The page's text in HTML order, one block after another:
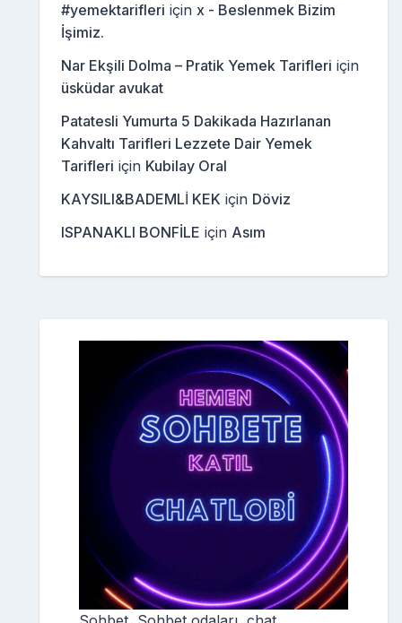
#yemektarifleri için x - Beslenmek Bizim
İşimiz.
Nar Ekşili Dolma – Pratik Yemek Tarifleri için
üsküdar avukat
Patatesli Yumurta 5 Dakikada Hazırlanan
Kahvaltı Tarifleri Lezzete Dair Yemek
Tarifleri için Kubilay Oral
KAYSILI&BADEMLİ KEK için Döviz
ISPANAKLI BONFİLE için Asım